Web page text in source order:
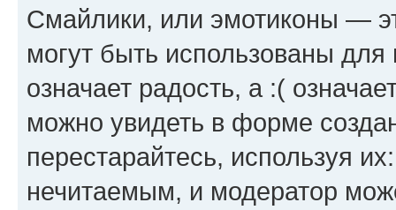
Смайлики, или эмотиконы —
могут быть использованы
означает радость, а :(
можно увидеть в форме
перестарайтесь, используя
нечитаемым, и модератор